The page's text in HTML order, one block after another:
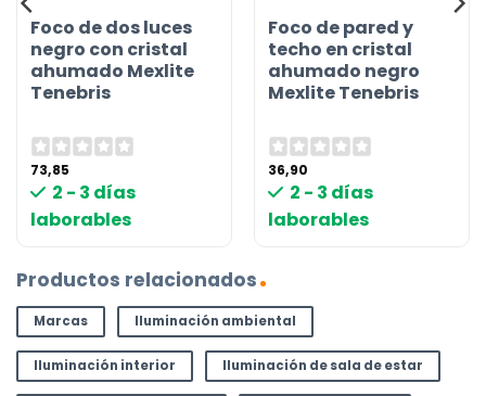
Foco de dos luces
negro con cristal
ahumado Mexlite
Tenebris
73,85
2 - 3 días
laborables
Foco de pared y
techo en cristal
ahumado negro
Mexlite Tenebris
36,90
2 - 3 días
laborables
Productos relacionados
Marcas Iluminación ambiental
Iluminación interior Iluminación de sala de estar